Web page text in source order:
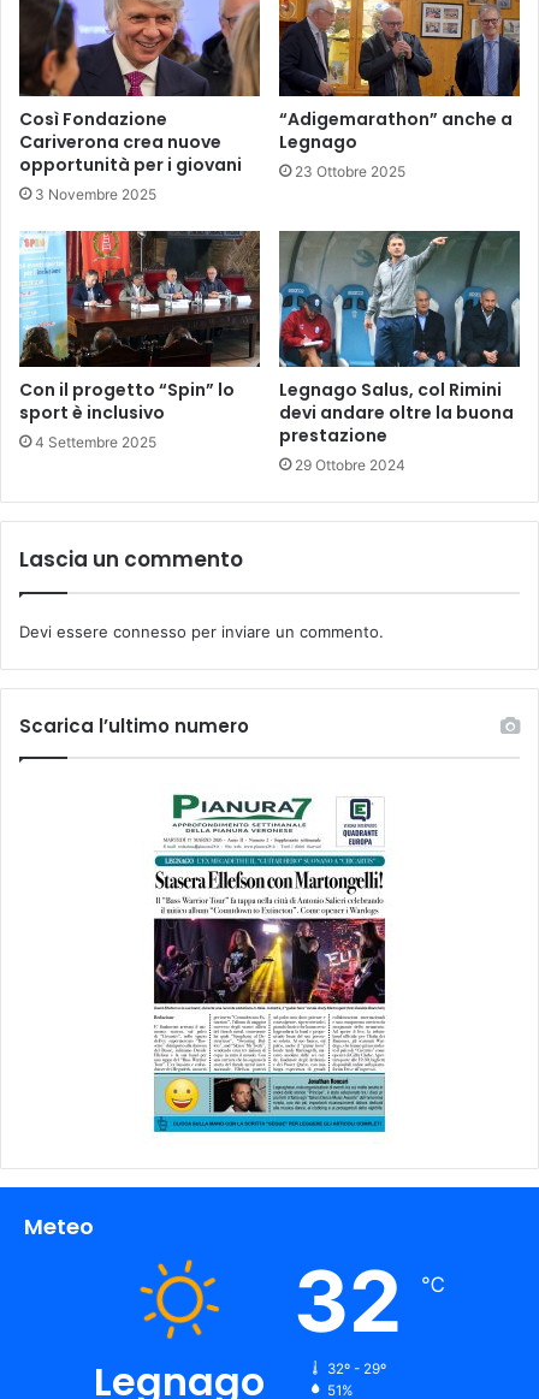
Così Fondazione
Cariverona crea nuove
opportunità per i giovani
3 Novembre 2025
“Adigemarathon” anche a
Legnago
23 Ottobre 2025
Con il progetto “Spin” lo
sport è inclusivo
4 Settembre 2025
Legnago Salus, col Rimini
devi andare oltre la buona
prestazione
29 Ottobre 2024
Lascia un commento
Devi essere connesso per inviare un commento.
Scarica l’ultimo numero
Meteo
Legnago
32 ℃
32º - 29º
51%